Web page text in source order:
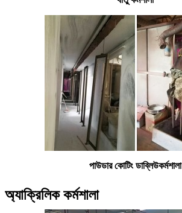
পাউডার কোটিং ডাব্লিউকর্মশালা
অ্যাক্রিলিক কর্মশালা